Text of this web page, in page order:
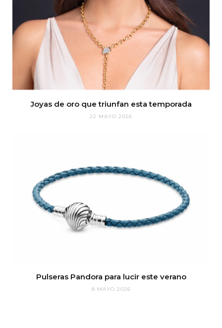
Joyas de oro que triunfan esta temporada
22 MAYO 2026
Pulseras Pandora para lucir este verano
8 MAYO 2026